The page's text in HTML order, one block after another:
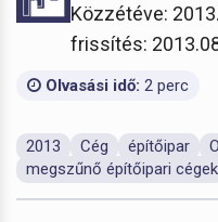
Közzétéve:
frissítés:
Olvasási idő: 2 perc
2013 Cég építőipar
megszűnő építőipari cégek